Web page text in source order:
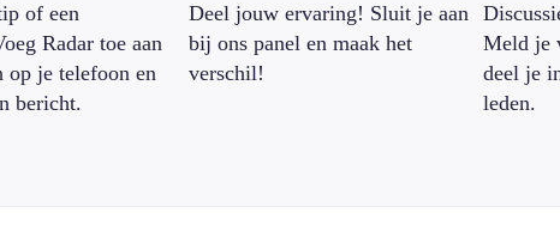
of een
Radar toe aan
op je telefoon en
bericht.
Deel jouw ervaring! Sluit je aan
bij ons panel en maak het
verschil!
Meld je
deel je
leden.